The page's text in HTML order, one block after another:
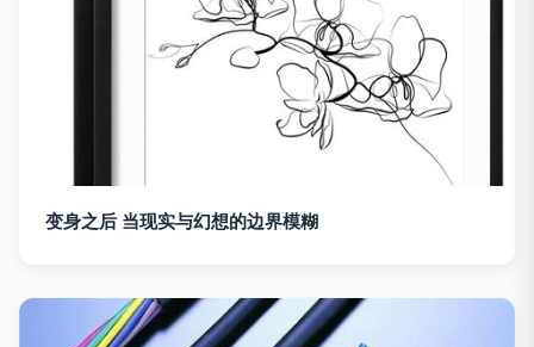
变身之后 当现实与幻想的边界模糊